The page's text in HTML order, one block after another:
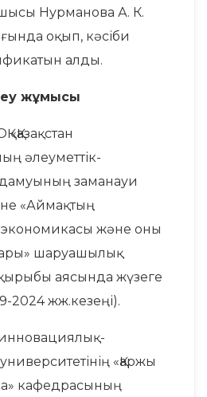
Нурманова А. К.
оқып, кәсіби
алды.
жұмысы
әлеуметтік-
заманауи
«Аймақтың
және оны
шаруашылық
аясында жүзеге
2024 жж.кезеңі).
инновациялық-
«Қаржы
кафедрасының